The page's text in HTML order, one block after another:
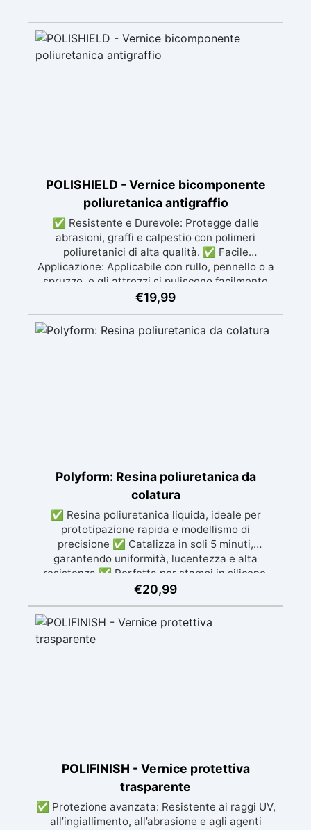
POLISHIELD - Vernice bicomponente
poliuretanica antigraffio
✅ Resistente e Durevole: Protegge dalle
abrasioni, graffi e calpestio con polimeri
poliuretanici di alta qualità. ✅ Facile
Applicazione: Applicabile con rullo, pennello o a
spruzzo, e gli attrezzi si puliscono facilmente
con diluente INCLUSO nel Kit ✅ Versatile:
compatibile con superfici in resina, legno,
cemento e acrilico. ✅ Semplice Manutenzione:
€19,99
Polyform: Resina poliuretanica da
colatura
✅ Resina poliuretanica liquida, ideale per
prototipazione rapida e modellismo di
precisione ✅ Catalizza in soli 5 minuti,
garantendo uniformità, lucentezza e alta
resistenza ✅ Perfetta per stampi in silicone,
colate, modellismo e prototipazione rapida ✅
duraturi ✅ Colore Beige ma colorabile a
piacere sia da liquida che da solida
€20,99
POLIFINISH - Vernice protettiva
trasparente
✅ Protezione avanzata: Resistente ai raggi UV,
all’ingiallimento, all’abrasione e agli agenti